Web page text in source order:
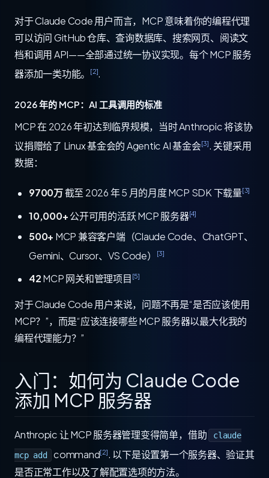
对于 Claude Code 用户而言，MCP 意味着你的编程代理
可以访问 GitHub 仓库、查询数据库、搜索网页、阅读文
档和调用 API——全部通过统一协议实现。每个 MCP 服务
器添加一类功能。
[2].
2026 年的 MCP：AI 工具调用的标准
MCP 在 2026 年初达到临界规模，当时 Anthropic 将该协
议捐赠给了 Linux 基金会的 Agentic AI 基金会[3]. 关键采用
数据：
9700万截至 2026 年 5 月的月度 MCP SDK 下载量[3]
10,000+公开可用的活跃 MCP 服务器[4]
500+ MCP 兼容客户端（Claude Code、ChatGPT、
Gemini、Cursor、VS Code）
[3]
42MCP 网关和管理项目 [5]
对于 Claude Code 用户来说，问题不再是“是否应该使用
MCP？”，而是“应该连接哪些 MCP 服务器以最大化我的
编程代理能力？”
入门：如何为 Claude Code
添加 MCP 服务器
Anthropic 让 MCP 服务器管理变得简单，借助 claude
mcp add command[2]. 以下是设置第一个服务器、验证其
是否正常工作以及了解配置选项的方法。